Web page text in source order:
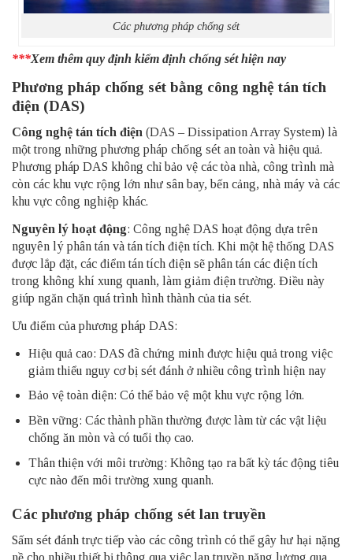
Các phương pháp chống sét
***Xem thêm quy định kiểm định chống séthiện nay
Phương pháp chống sét bằng công nghệ tán tích
điện (DAS)
Công nghệ tán tích điện (DAS – Dissipation Array System) là
một trong những phương pháp chống sét an toàn và hiệu quả.
Phương pháp DAS không chỉ bảo vệ các tòa nhà, công trình mà
còn các khu vực rộng lớn như sân bay, bến cảng, nhà máy và các
khu vực công nghiệp khác.
Nguyên lý hoạt động: Công nghệ DAS hoạt động dựa trên
nguyên lý phân tán và tán tích điện tích. Khi một hệ thống DAS
được lắp đặt, các điểm tán tích điện sẽ phân tán các điện tích
trong không khí xung quanh, làm giảm điện trường. Điều này
giúp ngăn chặn quá trình hình thành của tia sét.
Ưu điểm của phương pháp DAS:
Hiệu quả cao: DAS đã chứng minh được hiệu quả trong việc
giảm thiểu nguy cơ bị sét đánh ở nhiều công trình hiện nay
Bảo vệ toàn diện: Có thể bảo vệ một khu vực rộng lớn.
Bền vững: Các thành phần thường được làm từ các vật liệu
chống ăn mòn và có tuổi thọ cao.
Thân thiện với môi trường: Không tạo ra bất kỳ tác động tiêu
cực nào đến môi trường xung quanh.
Các phương pháp chống sét lan truyền
Sấm sét đánh trực tiếp vào các công trình có thể gây hư hại nặng
nề cho nhiều thiết bị thông qua việc lan truyền năng lượng qua